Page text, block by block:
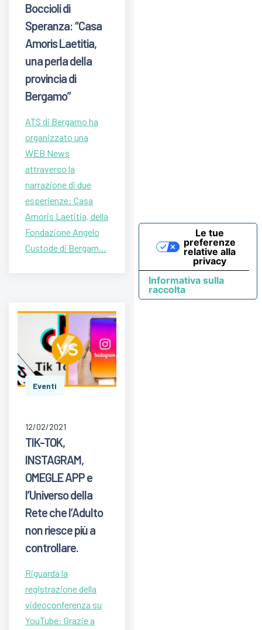
Boccioli di
Speranza: “Casa
Amoris Laetitia,
una perla della
provincia di
Bergamo”
ATS di Bergamo ha
organizzato una
WEB News
attraverso la
narrazione di due
esperienze: Casa
Amoris Laetitia, della
Fondazione Angelo
Custode di Bergam…
Eventi
12/02/2021
TIK-TOK,
INSTAGRAM,
OMEGLE APP e
l’Universo della
Rete che l’Adulto
non riesce più a
controllare.
Riguarda la
registrazione della
videoconferenza su
YouTube: Grazie a
Informativa sulla
raccolta
Le tue
preferenze
relative alla
privacy